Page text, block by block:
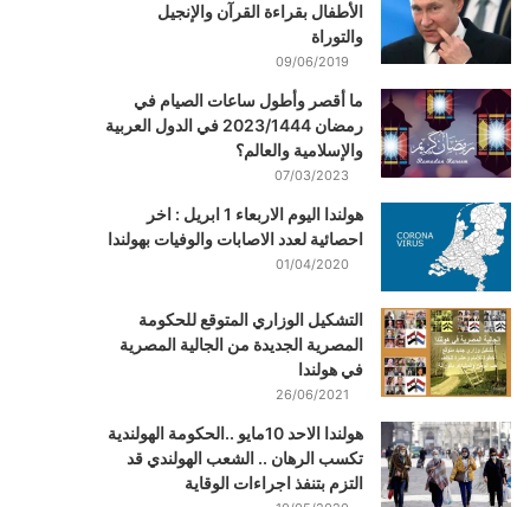
الأطفال بقراءة القرآن والإنجيل
والتوراة
09/06/2019
ما أقصر وأطول ساعات الصيام في
رمضان 2023/1444 في الدول العربية
والإسلامية والعالم؟
07/03/2023
هولندا اليوم الاربعاء 1 ابريل : اخر
احصائية لعدد الاصابات والوفيات بهولندا
01/04/2020
التشكيل الوزاري المتوقع للحكومة
المصرية الجديدة من الجالية المصرية
في هولندا
26/06/2021
هولندا الاحد 10مايو ..الحكومة الهولندية
تكسب الرهان .. الشعب الهولندي قد
التزم بتنفذ اجراءات الوقاية